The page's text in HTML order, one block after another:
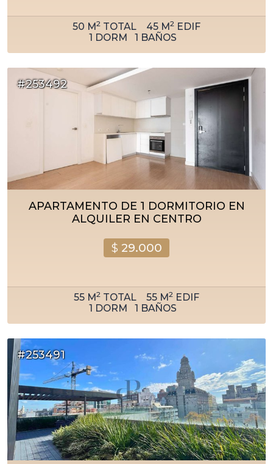
50 M2 TOTAL 45 M2 EDIF
1 DORM 1 BAÑOS
#253492
APARTAMENTO DE 1 DORMITORIO EN
ALQUILER EN CENTRO
$ 29.000
55 M2 TOTAL 55 M2 EDIF
1 DORM 1 BAÑOS
#253491